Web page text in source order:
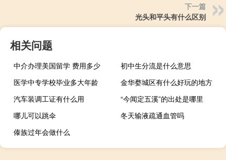
下一篇
光头和平头有什么区别
相关问题
中介办理美国留学 费用多少
初中生分流是什么意思
医学中专学校毕业多大年龄
金华婺城区有什么好玩的地方
汽车装调工证有什么用
“今闻定五溪”的出处是哪里
哪儿可以跳伞
冬天输液疏通血管吗
傣族过年会做什么